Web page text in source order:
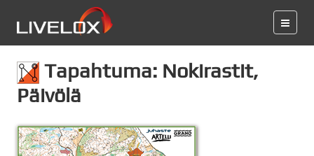
Tapahtuma: Nokirastit,
Päivölä